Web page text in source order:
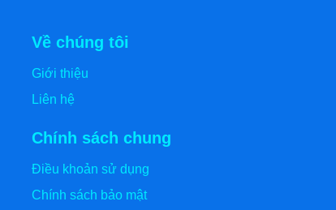
Về chúng tôi
Giới thiệu
Liên hệ
Chính sách chung
Điều khoản sử dụng
Chính sách bảo mật